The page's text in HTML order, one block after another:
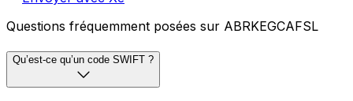
Questions fréquemment posées sur ABRKEGCAFSL
Qu’est-ce qu’un code SWIFT ?